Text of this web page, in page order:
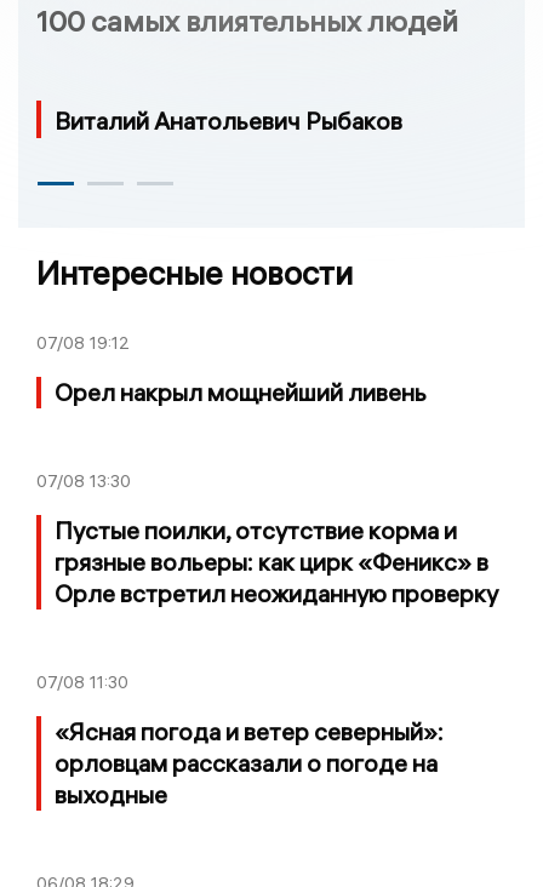
100 самых влиятельных людей
Виталий Анатольевич Рыбаков
Интересные новости
07/08 19:12
Орел накрыл мощнейший ливень
07/08 13:30
Пустые поилки, отсутствие корма и
грязные вольеры: как цирк «Феникс» в
Орле встретил неожиданную проверку
07/08 11:30
«Ясная погода и ветер северный»:
орловцам рассказали о погоде на
выходные